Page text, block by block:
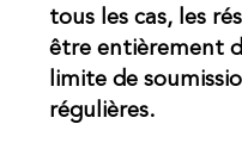
tous les cas, les
être entièrement
limite de
régulières.